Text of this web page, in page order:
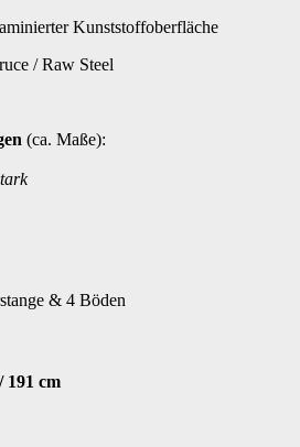
Kunststoffoberfläche
/ Raw Steel
(ca. Maße):
& 4 Böden
191 cm